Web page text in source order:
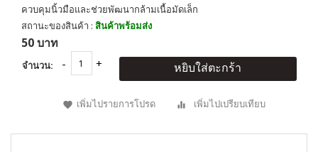
ควบคุมนิ้วมือและช่วยพัฒนากล้ามเนื้อมัดเล็ก
สถานะของสินค้า : สินค้าพร้อมส่ง
50 บาท
จำนวน: หยิบใส่ตะกร้า
เพิ่มไปรายการโปรด เพิ่มไปเปรียบเทียบ